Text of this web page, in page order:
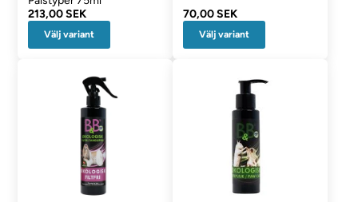
213,00 SEK
Välj variant
70,00 SEK
Välj variant